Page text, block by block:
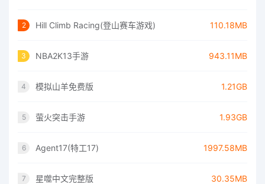
2 Hill Climb Racing(登山赛车游戏) 110.18MB
3 NBA2K13手游 943.11MB
4 模拟山羊免费版 1.21GB
5 萤火突击手游 1.93GB
6 Agent17(特工17) 1997.58MB
7 星噬中文完整版 30.35MB